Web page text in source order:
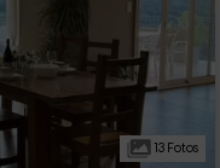
13 Fotos